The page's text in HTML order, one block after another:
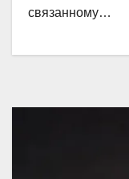
связанному…